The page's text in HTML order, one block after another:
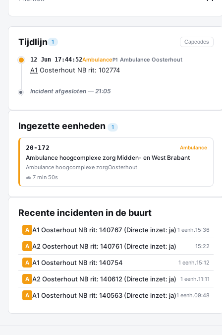
Tijdlijn 1 Capcodes
12 Jun 17:44:52AmbulanceP1 Ambulance Oosterhout
A1 Oosterhout NB rit: 102774
Incident afgesloten — 21:05
Ingezette eenheden 1
20-172 Ambulance
Ambulance hoogcomplexe zorg Midden- en West Brabant
Ambulance hoogcomplexe zorgOosterhout
🚗 7 min 50s
Recente incidenten in de buurt
A A1 Oosterhout NB rit: 140767 (Directe inzet: ja) 1 eenh.15:36
A A2 Oosterhout NB rit: 140761 (Directe inzet: ja) 15:22
A A1 Oosterhout NB rit: 140754 1 eenh.15:12
A A2 Oosterhout NB rit: 140612 (Directe inzet: ja) 1 eenh.11:11
A A1 Oosterhout NB rit: 140563 (Directe inzet: ja)1 eenh.09:48